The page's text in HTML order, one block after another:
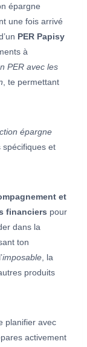
épargne
une fois arrivé
PER Papisy
à
PER avec les
, te permettant
épargne
spécifiques et
et
financiers pour
dans la
ton
imposable , la
produits
planifier avec
activement